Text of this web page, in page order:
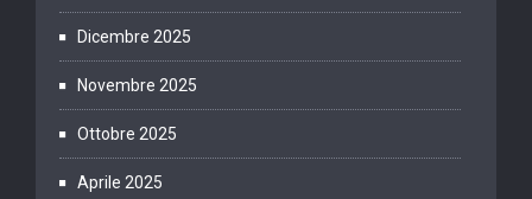
Dicembre 2025
Novembre 2025
Ottobre 2025
Aprile 2025